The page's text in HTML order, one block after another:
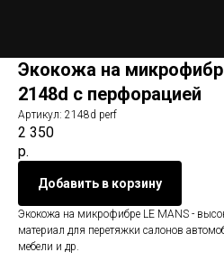
Экокожа на
2148d с перфорацией
Артикул: 2148d perf
2 350
р.
Добавить в корзину
Экокожа на микрофибре LE MANS -
материал для перетяжки салонов
мебели и др.